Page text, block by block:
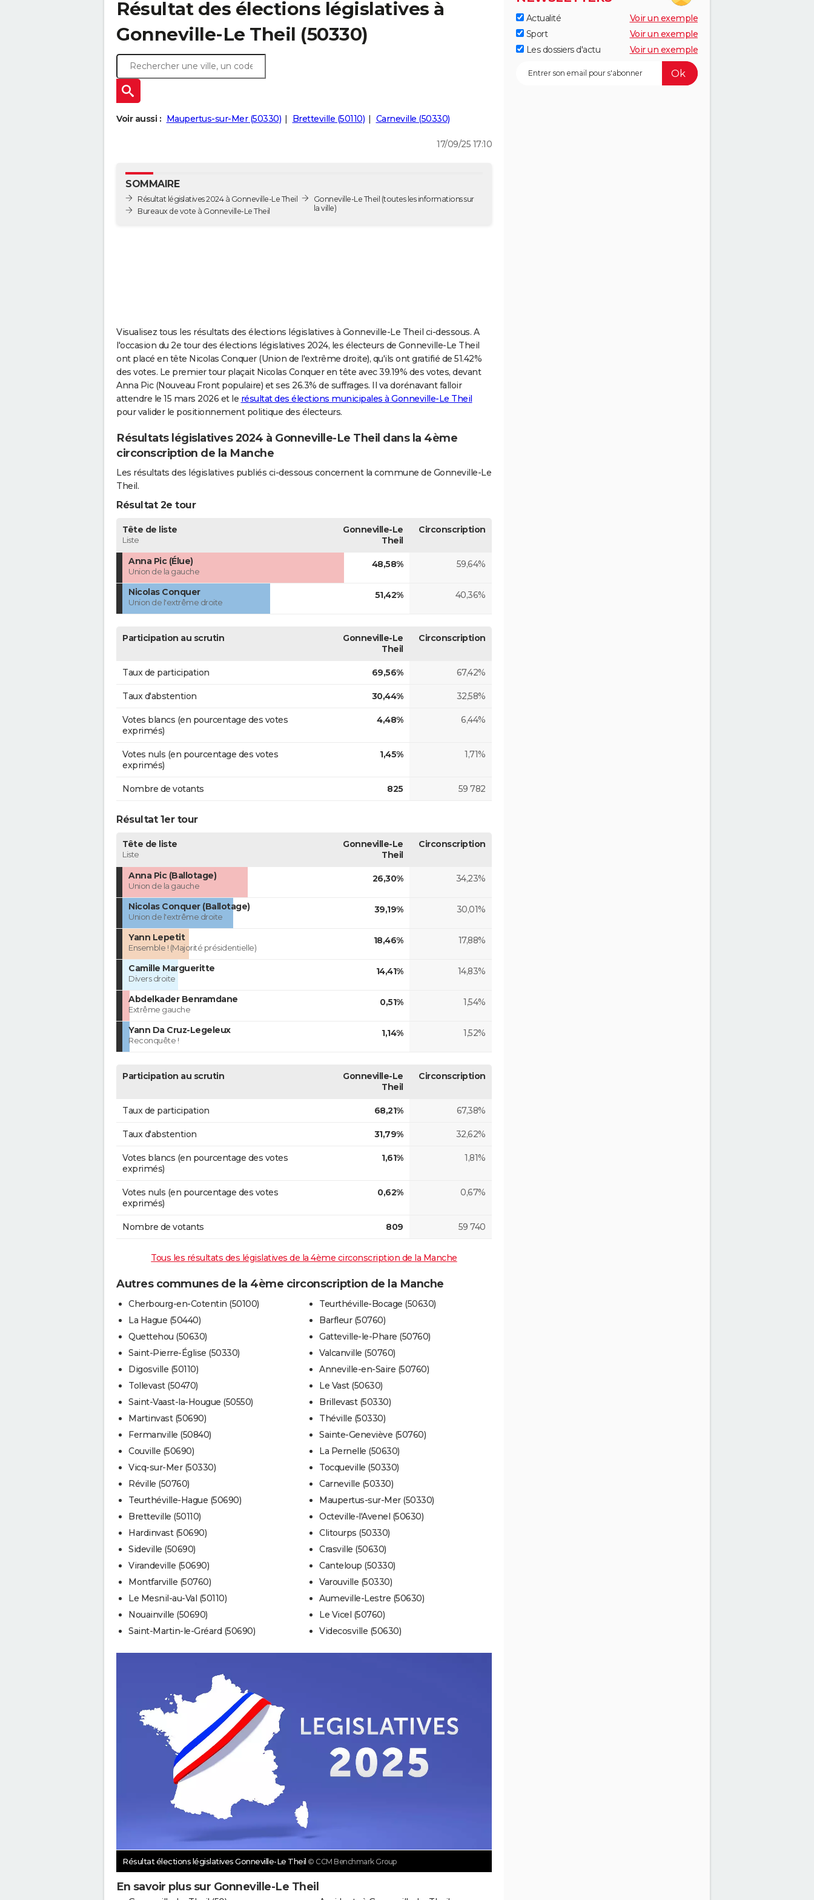
Résultat des élections législatives à
Gonneville-Le Theil (50330)
Voir aussi : Maupertus-sur-Mer (50330) Bretteville (50110) Carneville (50330)
17/09/25 17:10
SOMMAIRE
Résultat législatives 2024 à Gonneville-Le Theil
Bureaux de vote à Gonneville-Le Theil
Gonneville-Le Theil (toutes les informations sur
la ville)
Visualisez tous les résultats des élections législatives à Gonneville-Le Theil ci-dessous. A
l'occasion du 2e tour des élections législatives 2024, les électeurs de Gonneville-Le Theil
ont placé en tête Nicolas Conquer (Union de l'extrême droite), qu'ils ont gratifié de 51.42%
des votes. Le premier tour plaçait Nicolas Conquer en tête avec 39.19% des votes, devant
Anna Pic (Nouveau Front populaire) et ses 26.3% de suffrages. Il va dorénavant falloir
attendre le 15 mars 2026 et le résultat des élections municipales à Gonneville-Le Theil
pour valider le positionnement politique des électeurs.
Résultats législatives 2024 à Gonneville-Le Theil dans la 4ème
circonscription de la Manche
Les résultats des législatives publiés ci-dessous concernent la commune de Gonneville-Le
Theil.
Résultat 2e tour
Tête de liste
Liste
Gonneville-Le
Theil
Circonscription
Anna Pic (Élue)
Union de la gauche
48,58% 59,64%
Nicolas Conquer
Union de l'extrême droite
51,42% 40,36%
Participation au scrutin
Gonneville-Le
Theil
Circonscription
Taux de participation 69,56% 67,42%
Taux d'abstention 30,44% 32,58%
Votes blancs (en pourcentage des votes
exprimés)
4,48% 6,44%
Votes nuls (en pourcentage des votes
exprimés)
1,45% 1,71%
Nombre de votants 825 59 782
Résultat 1er tour
Tête de liste
Liste
Gonneville-Le
Theil
Circonscription
Anna Pic (Ballotage)
Union de la gauche
26,30% 34,23%
Nicolas Conquer (Ballotage)
Union de l'extrême droite
39,19% 30,01%
Yann Lepetit
Ensemble ! (Majorité présidentielle)
18,46% 17,88%
Camille Margueritte
Divers droite
14,41% 14,83%
Abdelkader Benramdane
Extrême gauche
0,51% 1,54%
Yann Da Cruz-Legeleux
Reconquête !
1,14% 1,52%
Participation au scrutin
Gonneville-Le
Theil
Circonscription
Taux de participation 68,21% 67,38%
Taux d'abstention 31,79% 32,62%
Votes blancs (en pourcentage des votes
exprimés)
1,61% 1,81%
Votes nuls (en pourcentage des votes
exprimés)
0,62% 0,67%
Nombre de votants 809 59 740
Tous les résultats des législatives de la 4ème circonscription de la Manche
Autres communes de la 4ème circonscription de la Manche
Cherbourg-en-Cotentin (50100)
La Hague (50440)
Quettehou (50630)
Saint-Pierre-Église (50330)
Digosville (50110)
Tollevast (50470)
Saint-Vaast-la-Hougue (50550)
Martinvast (50690)
Fermanville (50840)
Couville (50690)
Vicq-sur-Mer (50330)
Réville (50760)
Teurthéville-Hague (50690)
Bretteville (50110)
Hardinvast (50690)
Sideville (50690)
Virandeville (50690)
Montfarville (50760)
Le Mesnil-au-Val (50110)
Nouainville (50690)
Saint-Martin-le-Gréard (50690)
Teurthéville-Bocage (50630)
Barfleur (50760)
Gatteville-le-Phare (50760)
Valcanville (50760)
Anneville-en-Saire (50760)
Le Vast (50630)
Brillevast (50330)
Théville (50330)
Sainte-Geneviève (50760)
La Pernelle (50630)
Tocqueville (50330)
Carneville (50330)
Maupertus-sur-Mer (50330)
Octeville-l'Avenel (50630)
Clitourps (50330)
Crasville (50630)
Canteloup (50330)
Varouville (50330)
Aumeville-Lestre (50630)
Le Vicel (50760)
Videcosville (50630)
Résultat élections législatives Gonneville-Le Theil © CCM Benchmark Group
En savoir plus sur Gonneville-Le Theil
Actualité
Voir un exemple
Sport
Voir un exemple
Les dossiers d'actu
Voir un exemple